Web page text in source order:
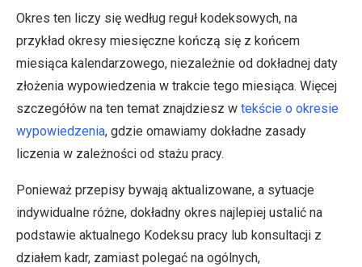
Okres ten liczy się według reguł kodeksowych, na
przykład okresy miesięczne kończą się z końcem
miesiąca kalendarzowego, niezależnie od dokładnej daty
złożenia wypowiedzenia w trakcie tego miesiąca. Więcej
szczegółów na ten temat znajdziesz w tekście o okresie
wypowiedzenia, gdzie omawiamy dokładne zasady
liczenia w zależności od stażu pracy.
Ponieważ przepisy bywają aktualizowane, a sytuacje
indywidualne różne, dokładny okres najlepiej ustalić na
podstawie aktualnego Kodeksu pracy lub konsultacji z
działem kadr, zamiast polegać na ogólnych,